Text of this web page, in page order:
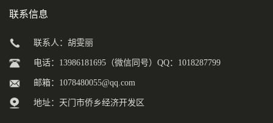
联系信息
联系人：胡雯丽
电话：13986181695（微信同号）QQ：1018287799
邮箱： 1078480055@qq.com
地址：天门市侨乡经济开发区